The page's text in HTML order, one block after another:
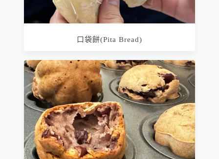
口袋餅(Pita Bread)